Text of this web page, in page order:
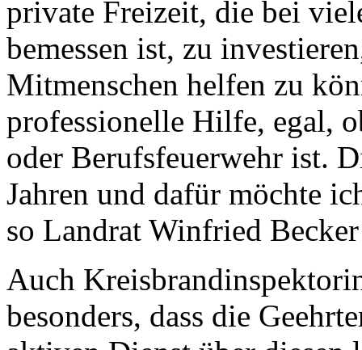
private Freizeit, die bei
bemessen ist, zu
Mitmenschen helfen zu
professionelle Hilfe, egal,
oder Berufsfeuerwehr ist.
Jahren und dafür möchte
so Landrat Winfried
Auch
besonders, dass die